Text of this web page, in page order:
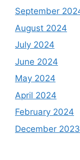
September
August 2024
July 2024
June 2024
May 2024
April 2024
February 2024
December 2023